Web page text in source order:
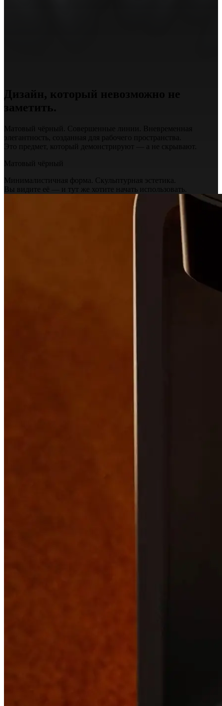
Матовый чёрный. Совершенные линии. Вневременная
элегантность, созданная для рабочего пространства.
Это предмет, который демонстрируют — а не скрывают.
Матовый чёрный
Минималистичная форма. Скульптурная эстетика.
Вы видите её — и тут же хотите начать использовать.